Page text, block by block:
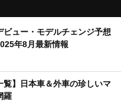
ビュー・モデルチェンジ予想
年8月最新情報
覧】日本車＆外車の珍しいマ
羅